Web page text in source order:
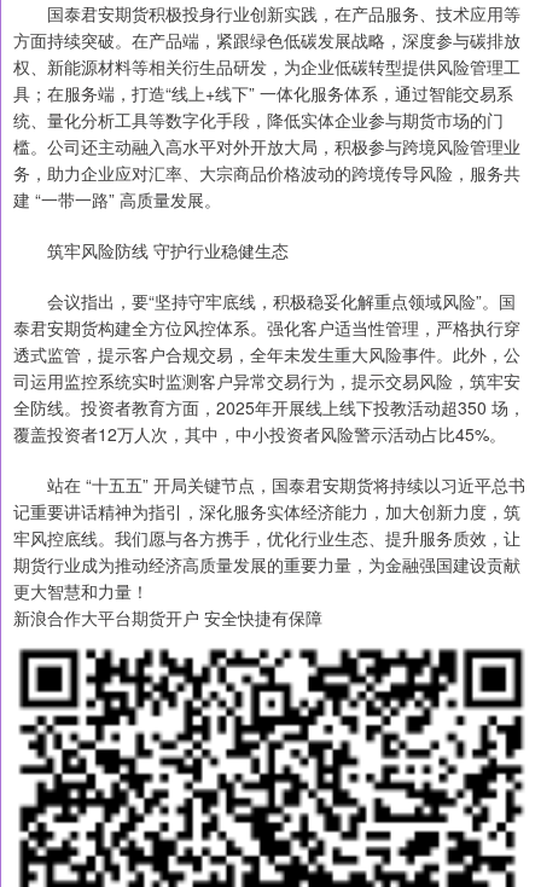
国泰君安期货积极投身行业创新实践，在产品服务、技术应用等
方面持续突破。在产品端，紧跟绿色低碳发展战略，深度参与碳排放
权、新能源材料等相关衍生品研发，为企业低碳转型提供风险管理工
具；在服务端，打造“线上+线下” 一体化服务体系，通过智能交易系
统、量化分析工具等数字化手段，降低实体企业参与期货市场的门
槛。公司还主动融入高水平对外开放大局，积极参与跨境风险管理业
务，助力企业应对汇率、大宗商品价格波动的跨境传导风险，服务共
建 “一带一路” 高质量发展。
筑牢风险防线 守护行业稳健生态
会议指出，要“坚持守牢底线，积极稳妥化解重点领域风险”。国
泰君安期货构建全方位风控体系。强化客户适当性管理，严格执行穿
透式监管，提示客户合规交易，全年未发生重大风险事件。此外，公
司运用监控系统实时监测客户异常交易行为，提示交易风险，筑牢安
全防线。投资者教育方面，2025年开展线上线下投教活动超350 场，
覆盖投资者12万人次，其中，中小投资者风险警示活动占比45%。
站在 “十五五” 开局关键节点，国泰君安期货将持续以习近平总书
记重要讲话精神为指引，深化服务实体经济能力，加大创新力度，筑
牢风控底线。我们愿与各方携手，优化行业生态、提升服务质效，让
期货行业成为推动经济高质量发展的重要力量，为金融强国建设贡献
更大智慧和力量！
新浪合作大平台期货开户 安全快捷有保障